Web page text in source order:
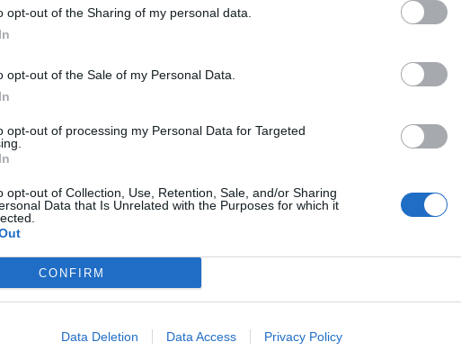
opt-out of the Sharing of my personal data.
opt-out of the Sale of my Personal Data.
opt-out of processing my Personal Data for Targeted
opt-out of Collection, Use, Retention, Sale, and/or Sharing
Data that Is Unrelated with the Purposes for which it
CONFIRM
Data Deletion Data Access Privacy Policy
Cynikův podcast: Romy neparodujeme, smějeme